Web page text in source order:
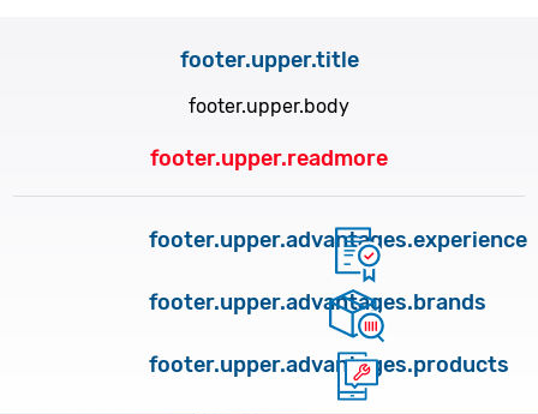
footer.upper.title
footer.upper.body
footer.upper.readmore
footer.upper.advantages.experience
footer.upper.advantages.brands
footer.upper.advantages.products